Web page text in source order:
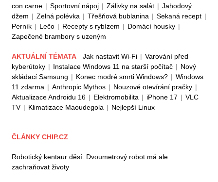
con carne | Sportovní nápoj | Zálivky na salát | Jahodový
džem | Zelná polévka | Třešňová bublanina | Sekaná recept |
Perník | Lečo | Recepty s rybízem | Domácí housky |
Zapečené brambory s uzeným
AKTUÁLNÍ TÉMATA Jak nastavit Wi-Fi | Varování před
kyberútoky | Instalace Windows 11 na starší počítač | Nový
skládací Samsung | Konec modré smrti Windows? | Windows
11 zdarma | Anthropic Mythos | Nouzové otevírání pračky |
Aktualizace Androidu 16 | Elektromobilita | iPhone 17 | VLC
TV | Klimatizace Maoudegola | Nejlepší Linux
ČLÁNKY CHIP.CZ
Robotický kentaur děsí. Dvoumetrový robot má ale
zachraňovat životy